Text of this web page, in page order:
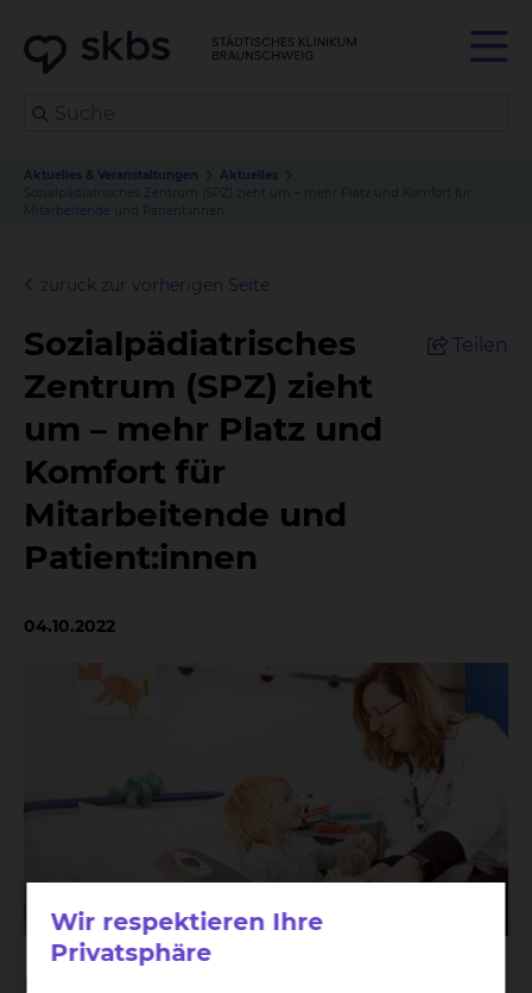
Aktuelles & Veranstaltungen
Aktuelles
Sozialpädiatrisches Zentrum (SPZ) zieht um – mehr Platz und Komfort für
Mitarbeitende und Patient:innen
zurück zur vorherigen Seite
Sozialpädiatrisches
Zentrum (SPZ) zieht
um – mehr Platz und
Komfort für
Mitarbeitende und
Patient:innen
Teilen
04.10.2022
Wir respektieren Ihre
Privatsphäre